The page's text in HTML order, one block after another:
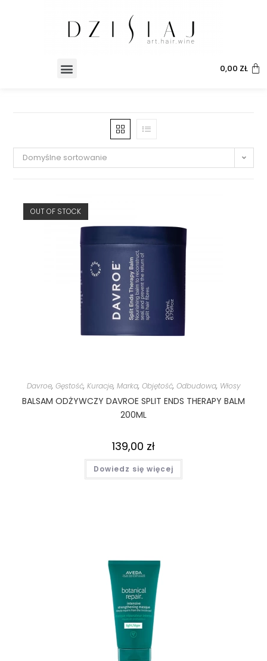
0,00 ZŁ
Domyślne sortowanie
OUT OF STOCK
Davroe, Gęstość, Kuracje, Marka, Objętość, Odbudowa, Włosy
BALSAM ODŻYWCZY DAVROE SPLIT ENDS THERAPY BALM
200ML
139,00 zł
Dowiedz się więcej